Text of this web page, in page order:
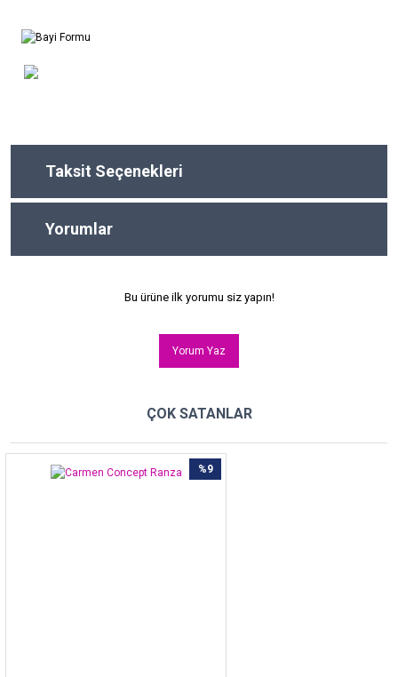
Taksit Seçenekleri
Yorumlar
Bu ürüne ilk yorumu siz yapın!
Yorum Yaz
ÇOK SATANLAR
%9